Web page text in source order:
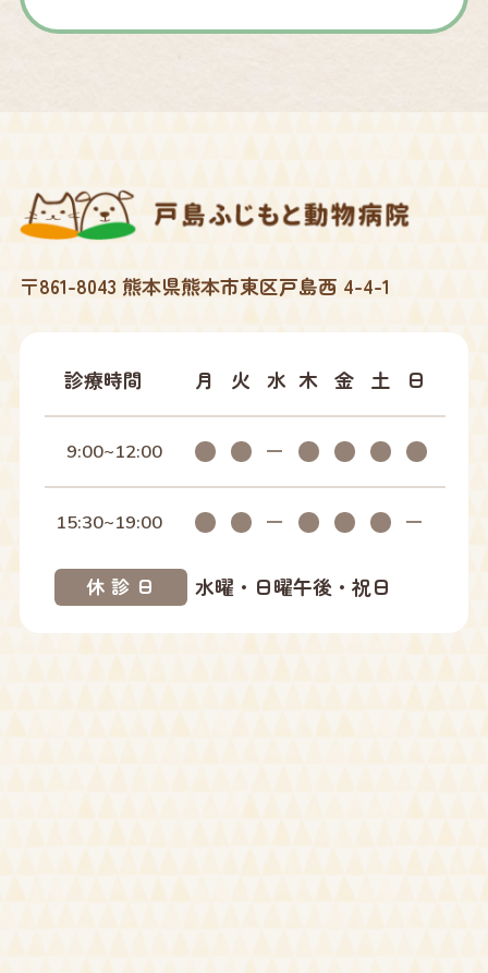
2025年09月
2025年04月
2025年02月
2024年12月
2024年10月
〒861-8043 熊本県熊本市東区戸島西 4-4-1
診療時間 月 火 水 木 金 土 日
9:00~12:00
15:30~19:00
休診日 水曜・日曜午後・祝日